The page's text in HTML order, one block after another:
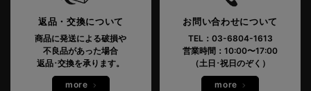
返品・交換について
商品に発送による破損や
不良品があった場合
返品･交換を承ります。
more
お問い合わせについて
TEL：03-6804-1613
営業時間：10:00〜17:00
（土日･祝日のぞく）
more